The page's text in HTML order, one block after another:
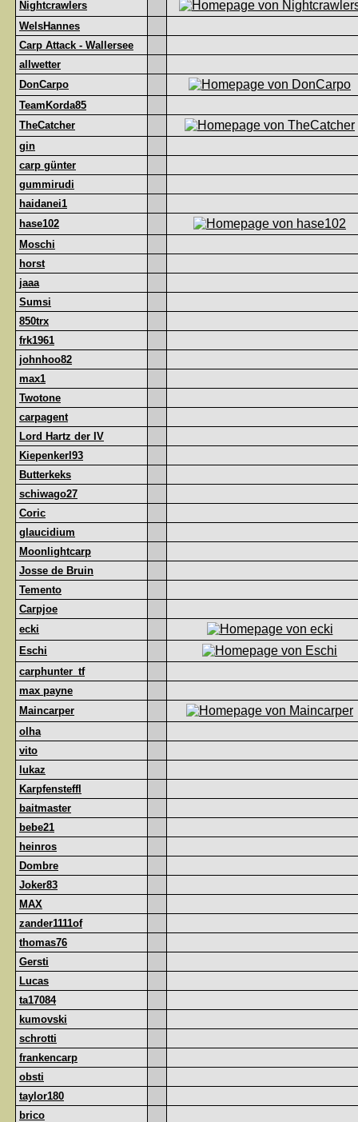
Nightcrawlers
WelsHannes
Carp Attack - Wallersee
allwetter
DonCarpo
TeamKorda85
TheCatcher
gin
carp günter
gummirudi
haidanei1
hase102
Moschi
horst
jaaa
Sumsi
850trx
frk1961
johnhoo82
max1
Twotone
carpagent
Lord Hartz der IV
Kiepenkerl93
Butterkeks
schiwago27
Coric
glaucidium
Moonlightcarp
Josse de Bruin
Temento
Carpjoe
ecki
Eschi
carphunter_tf
max payne
Maincarper
olha
vito
lukaz
Karpfensteffl
baitmaster
bebe21
heinros
Dombre
Joker83
MAX
zander1111of
thomas76
Gersti
Lucas
ta17084
kumovski
schrotti
frankencarp
obsti
taylor180
brico